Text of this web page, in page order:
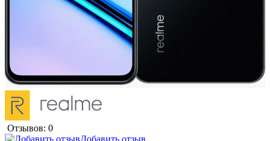
Отзывов: 0
Добавить отзыв